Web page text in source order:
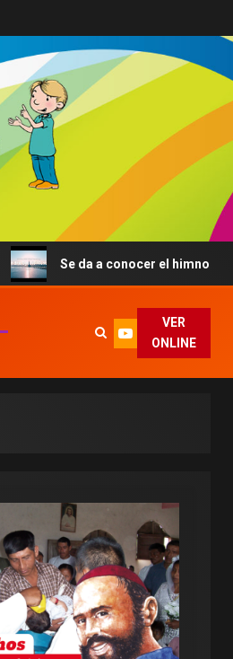
Se da a conocer el himno de la
VER
ONLINE